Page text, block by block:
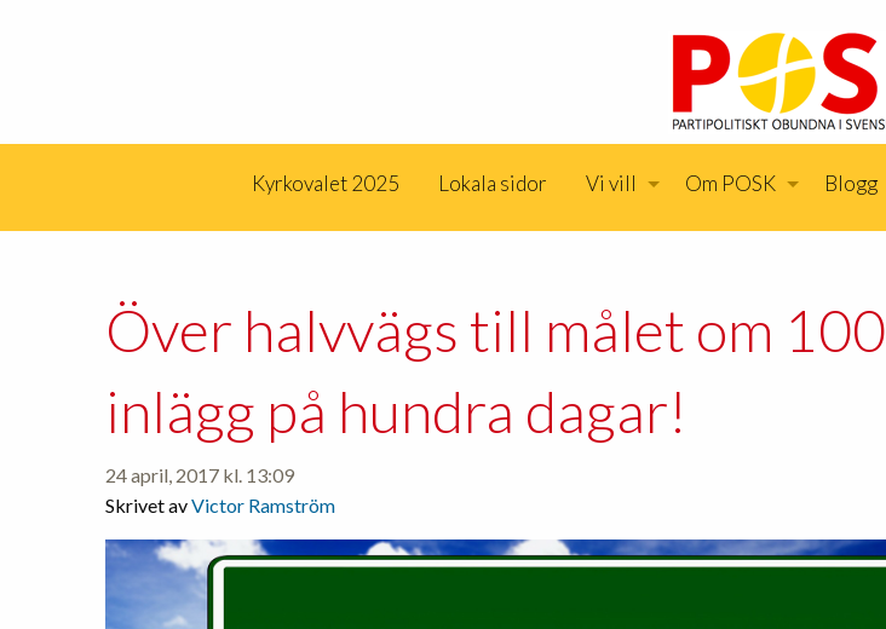
Kyrkovalet 2025 Lokala sidor Vi vill Om POSK Blogg
Över halvvägs till målet om 100
inlägg på hundra dagar!
24 april, 2017 kl. 13:09
Skrivet avVictor Ramström